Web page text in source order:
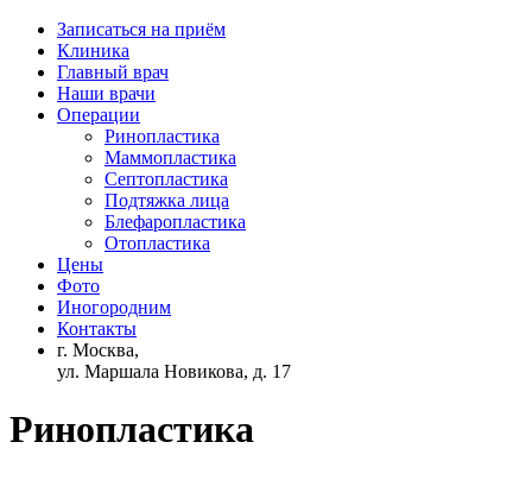
Записаться на приём
Клиника
Главный врач
Наши врачи
Операции
Ринопластика
Маммопластика
Септопластика
Подтяжка лица
Блефаропластика
Отопластика
Цены
Фото
Иногородним
Контакты
г. Москва,
ул. Маршала Новикова, д. 17
Ринопластика